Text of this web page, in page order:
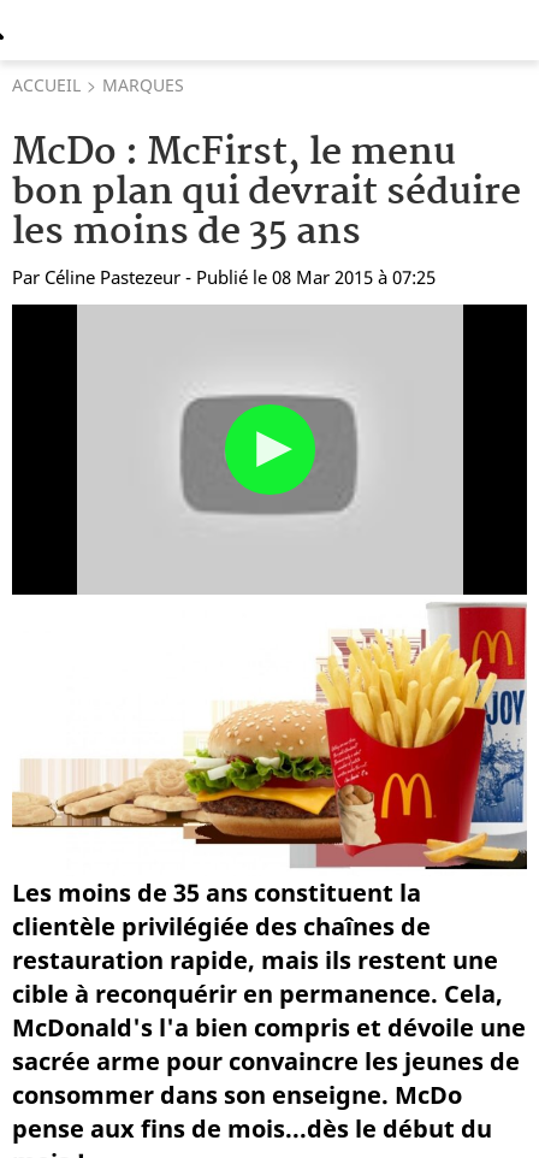
ACCUEIL MARQUES
McDo : McFirst, le menu
bon plan qui devrait séduire
les moins de 35 ans
Par Céline Pastezeur - Publié le 08 Mar 2015 à 07:25
Les moins de 35 ans constituent la
clientèle privilégiée des chaînes de
restauration rapide, mais ils restent une
cible à reconquérir en permanence. Cela,
McDonald's l'a bien compris et dévoile une
sacrée arme pour convaincre les jeunes de
consommer dans son enseigne. McDo
pense aux fins de mois...dès le début du